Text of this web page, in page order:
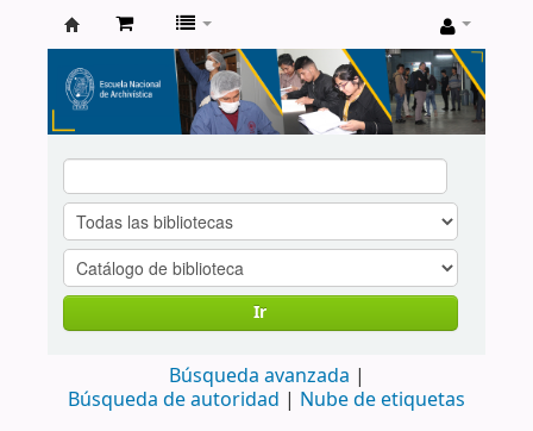
Catálogo
de
Biblioteca
ENA
Ir
Búsqueda avanzada
Búsqueda de autoridad
Nube de etiquetas